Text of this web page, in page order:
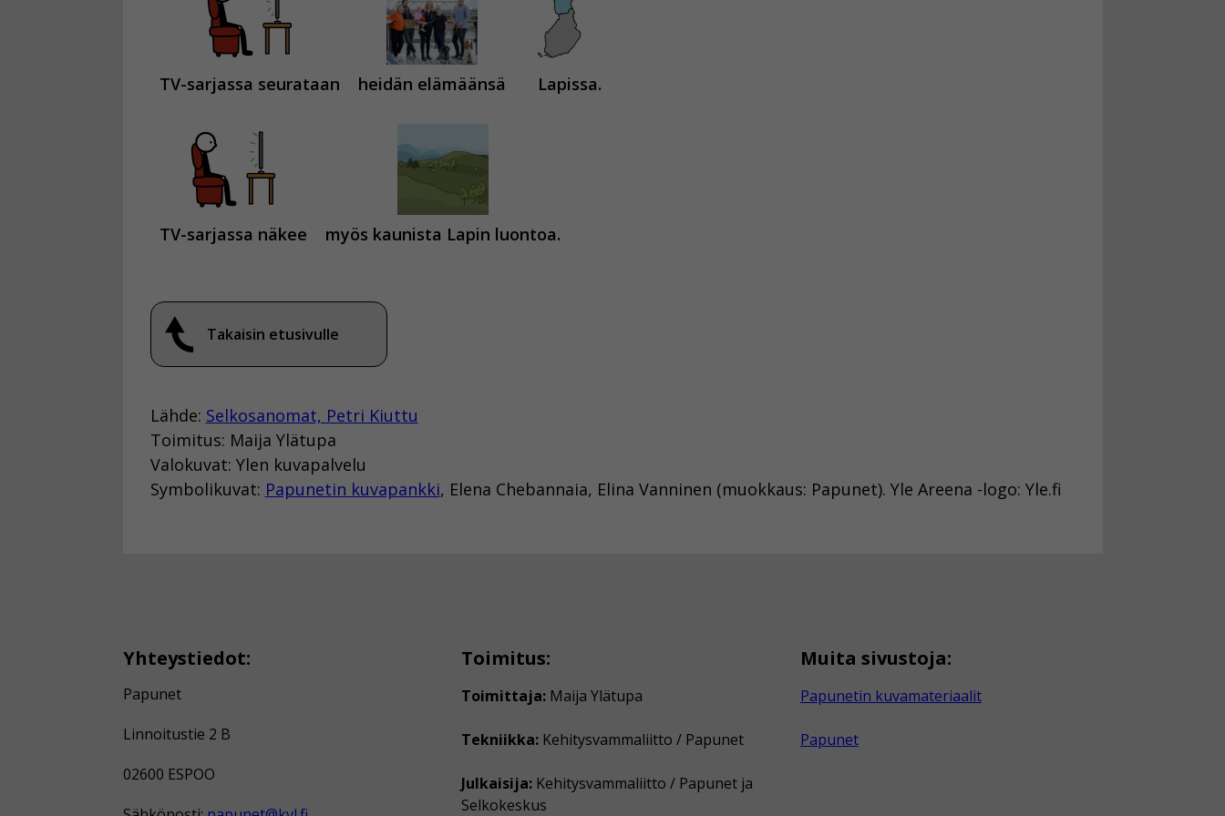
TV-sarjassa seurataan heidän elämäänsä Lapissa.
TV-sarjassa näkee myös kaunista Lapin luontoa.
Takaisin etusivulle
Lähde: Selkosanomat, Petri Kiuttu
Toimitus: Maija Ylätupa
Valokuvat: Ylen kuvapalvelu
Symbolikuvat: Papunetin kuvapankki, Elena Chebannaia, Elina Vanninen (muokkaus: Papunet). Yle Areena -logo: Yle.fi
Yhteystiedot:
Papunet
Linnoitustie 2 B
02600 ESPOO
Toimitus:
Toimittaja: Maija Ylätupa
Tekniikka: Kehitysvammaliitto / Papunet
Julkaisija: Kehitysvammaliitto / Papunet ja
Selkokeskus
Muita sivustoja:
Papunetin kuvamateriaalit
Papunet